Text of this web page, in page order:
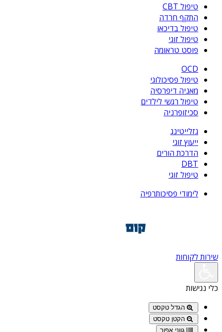
טיפול CBT
התקף חרדה
טיפול בדיכאו
טיפול זוגי
פוסט טראומה
OCD
טיפול פסיכולוגי
מאניה דיפרסיה
טיפול רגשי לילדים
סכיזופרניה
גזלייטינג
ייעוץ זוגי
הדרכת הורים
DBT
טיפול זוגי
לימודי פסיכותרפיה
שירות לקוחות
כלי נגישות
הגדל טקסט
הקטן טקסט
גווני אפור